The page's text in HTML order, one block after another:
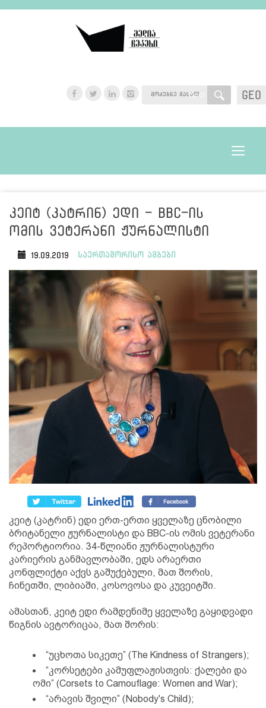
GEO
GEO
Toggle
კეიტ (კატრინ) ედი - BBC-ის
ომის ვეტერანი ჟურნალისტი
19.09.2019 საერთაშორისო ამბები
კეიტ (კატრინ) ედი ერთ-ერთი ყველაზე ცნობილი
ბრიტანელი ჟურნალისტი და BBC-ის ომის ვეტერანი
რეპორტიორია. 34-წლიანი ჟურნალისტური
კარიერის განმავლობაში, ედს არაერთი
კონფლიქტი აქვს გაშუქებული, მათ შორის,
ჩინეთში, ლიბიაში, კოსოვოსა და კუვეიტში.
ამასთან, კეიტ ედი რამდენიმე ყველაზე გაყიდვადი
წიგნის ავტორიცაა, მათ შორის:
“უცხოთა სიკეთე” (The Kindness of Strangers);
“კორსეტები კამუფლაჟისთვის: ქალები და
ომი” (Corsets to Camouflage: Women and War);
“არავის შვილი” (Nobody's Child);